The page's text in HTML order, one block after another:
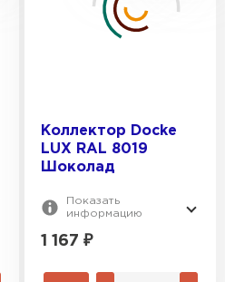
Коллектор Docke
LUX RAL 8019
Шоколад
Показать
информацию
1 167 ₽